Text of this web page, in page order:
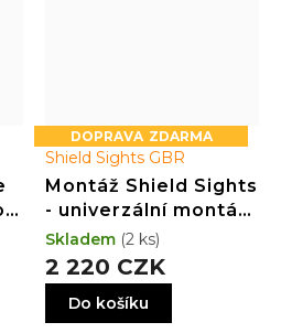
ZDARMA
Shield Sights GBR
Montáž Shield Sights
- univerzální montáž
na brokovnici
2 220 CZK
Do košíku
Skladem (2 ks)